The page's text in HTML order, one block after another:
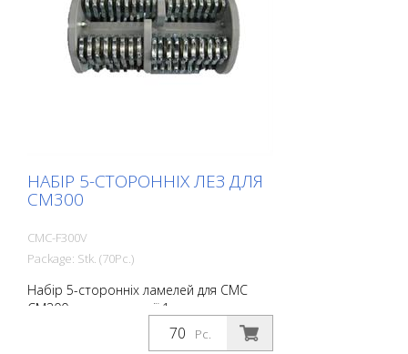
Однак, ми стягуємо з вас витрати на
виробництво, обробку та пересилку.
НАБІР 5-СТОРОННІХ ЛЕЗ ДЛЯ
CM300
CMC-F300V
Package: Stk. (70Pc.)
Набір 5-сторонніх ламелей для CMC
CM300 для демаркації 1-компонентних
фарб на асфальті. 70 штук для повної
заміни. Номер 5 на малюнку
Pc.